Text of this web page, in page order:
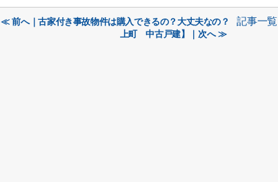
≪ 前へ｜古家付き事故物件は購入できるの？大丈夫なの？ 記事一覧
上町 中古戸建】｜次へ ≫